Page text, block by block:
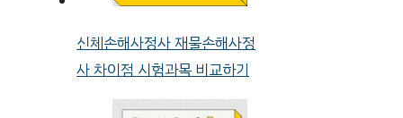
신체손해사정사 재물손해사정
사 차이점 시험과목 비교하기